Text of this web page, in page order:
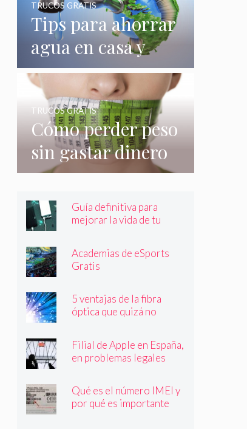
Tips para ahorrar
agua en casa y
gastar menos en
su consumo
TRUCOS GRATIS
Cómo perder peso
sin gastar dinero
e incluso sin
hacer nada
TRUCOS GRATIS
Guía definitiva para
mejorar la vida de tu
Academias de eSports
Gratis
5 ventajas de la fibra
óptica que quizá no
Filial de Apple en España,
en problemas legales
Qué es el número IMEI y
por qué es importante